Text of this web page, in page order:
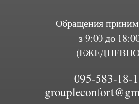
Обращения
з 9:00 до
095-583-18-